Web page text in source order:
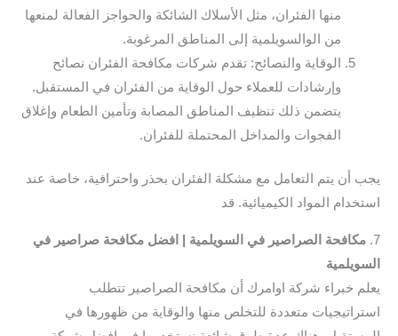
منها الفئران، مثل الأسلاك الشائكة والحواجز الفعالة لمنعها
من الوالسويلمية إلى المناطق المرغوبة.
الوقاية والنصائح: تقدم شركات مكافحة الفئران نصائح
وإرشادات للعملاء حول الوقاية من الفئران في المستقبل.
يتضمن ذلك تنظيف المناطق المصابة وتأمين الطعام وإغلاق
الفجوات والمداخل المحتملة للفئران.
يجب أن يتم التعامل مع مشكلة الفئران بحذر واحترافية، خاصة عند
استخدام المواد الكيميائية. قد
7. مكافحة الصراصير في السويلمية | افضل مكافحة صراصير في
السويلمية
يعلم خبراء شركة اوامرك أن مكافحة الصراصير تتطلب
استراتيجيات متعددة للتخلص منها والوقاية من ظهورها في